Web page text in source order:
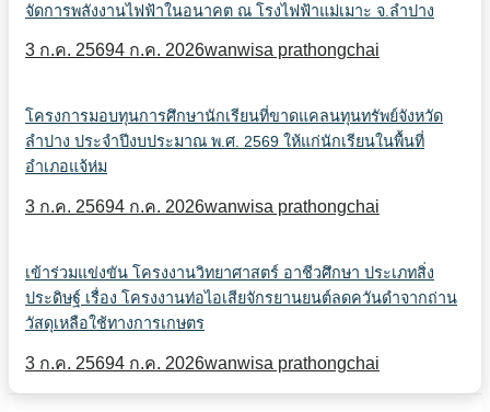
จัดการพลังงานไฟฟ้าในอนาคต ณ โรงไฟฟ้าแม่เมาะ จ.ลำปาง
3 ก.ค. 25694 ก.ค. 2026wanwisa prathongchai
โครงการมอบทุนการศึกษานักเรียนที่ขาดแคลนทุนทรัพย์จังหวัด
ลำปาง ประจำปีงบประมาณ พ.ศ. 2569 ให้แก่นักเรียนในพื้นที่
อำเภอแจ้ห่ม
3 ก.ค. 25694 ก.ค. 2026wanwisa prathongchai
เข้าร่วมแข่งขัน โครงงานวิทยาศาสตร์ อาชีวศึกษา ประเภทสิ่ง
ประดิษฐ์ เรื่อง โครงงานท่อไอเสียจักรยานยนต์ลดควันดำจากถ่าน
วัสดุเหลือใช้ทางการเกษตร
3 ก.ค. 25694 ก.ค. 2026wanwisa prathongchai